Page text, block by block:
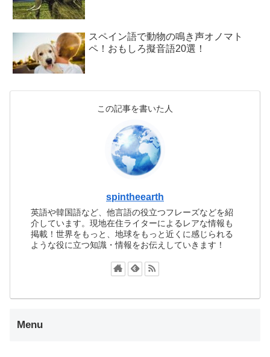
スペイン語で動物の鳴き声オノマト
ペ！おもしろ擬音語20選！
この記事を書いた人
spintheearth
英語や韓国語など、他言語の役立つフレーズなどを紹
介しています。現地在住ライターによるレアな情報も
掲載！世界をもっと、地球をもっと近くに感じられる
ような役に立つ知識・情報をお伝えしていきます！
Menu